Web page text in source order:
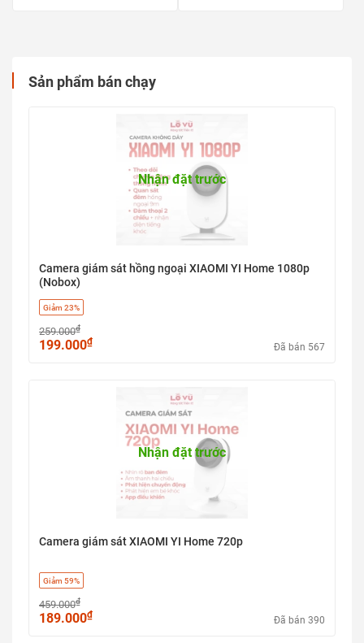
Sản phẩm bán chạy
Nhận đặt trước
Camera giám sát hồng ngoại XIAOMI YI Home 1080p
(Nobox)
Giảm 23%
259.000₫
199.000₫ Đã bán 567
Nhận đặt trước
Camera giám sát XIAOMI YI Home 720p
Giảm 59%
459.000₫
189.000₫ Đã bán 390